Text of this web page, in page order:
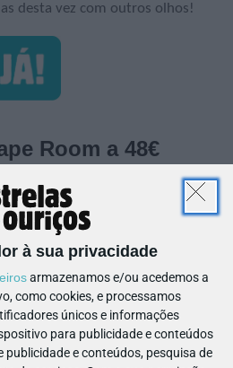
à sua privacidade
armazenamos e/ou acedemos a
como cookies, e processamos
únicos e informações
para publicidade e conteúdos
publicidade e conteúdos, pesquisa de
desta vez com outros olhos!
Room a 48€
Hunt, para grupos de 4
desconto.Uma hora de enigmas
salas temáticasúnicas - o
desafios! Sociedade Secreta,
popular, são os mistérios que
uma experiência diferente